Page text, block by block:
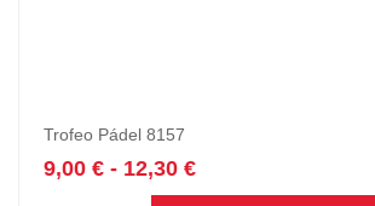
Trofeo Pádel 8157
9,00 € - 12,30 €